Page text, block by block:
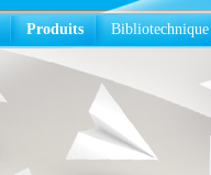
Produits Bibliotechnique